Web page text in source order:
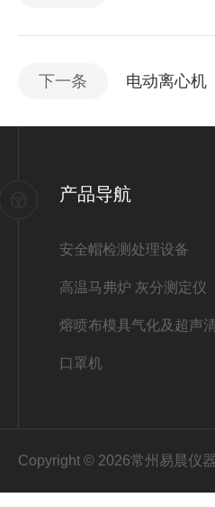
下一条 电动离心机
产品导航
安全帽检测处理设备
高温马弗炉 灰分测定仪
熔喷布模具气化及超声
口罩机
Copyright © 2026常州易晨仪